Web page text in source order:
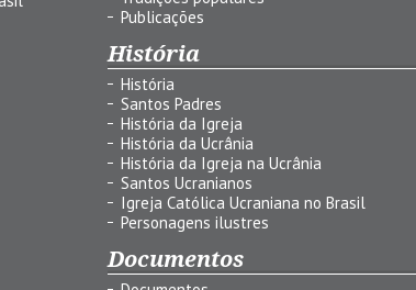
Publicações
História
História
Santos Padres
História da Igreja
História da Ucrânia
História da Igreja na Ucrânia
Santos Ucranianos
Igreja Católica Ucraniana no Brasil
Personagens ilustres
Documentos